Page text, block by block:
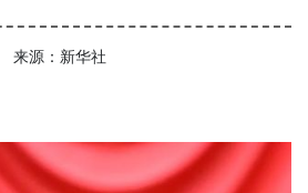
来源：新华社